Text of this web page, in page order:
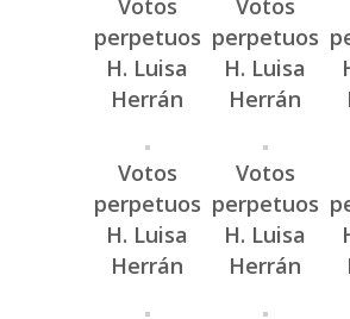
Votos
perpetuos
H. Luisa
Herrán
Votos
perpetuos
H. Luisa
Herrán
Votos
perpetuos
H. Luisa
Herrán
Votos
perpetuos
H. Luisa
Herrán